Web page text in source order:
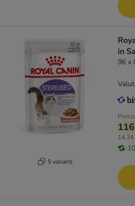
5 varianti
in
96 x
14,34